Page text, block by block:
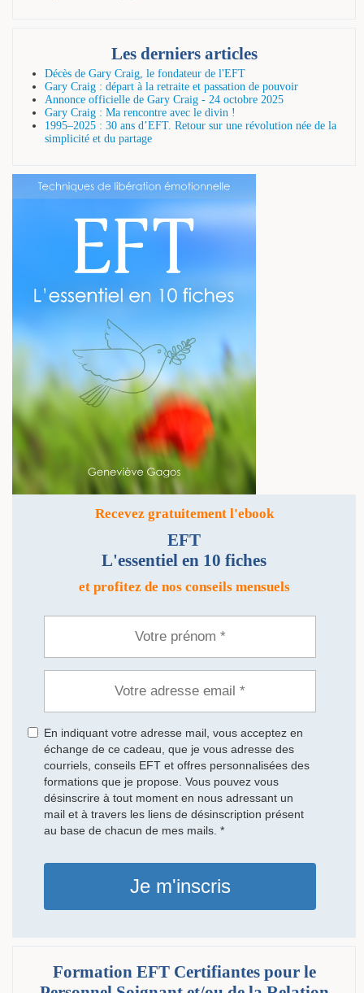
Les derniers articles
Décès de Gary Craig, le fondateur de l'EFT
Gary Craig : départ à la retraite et passation de pouvoir
Annonce officielle de Gary Craig - 24 octobre 2025
Gary Craig : Ma rencontre avec le divin !
1995–2025 : 30 ans d’EFT. Retour sur une révolution née de la
simplicité et du partage
Recevez gratuitement l'ebook
EFT
L'essentiel en 10 fiches
et profitez de nos conseils mensuels
En indiquant votre adresse mail, vous acceptez en
échange de ce cadeau, que je vous adresse des
courriels, conseils EFT et offres personnalisées des
formations que je propose. Vous pouvez vous
désinscrire à tout moment en nous adressant un
mail et à travers les liens de désinscription présent
au base de chacun de mes mails. *
Je m'inscris
Formation EFT Certifiantes pour le